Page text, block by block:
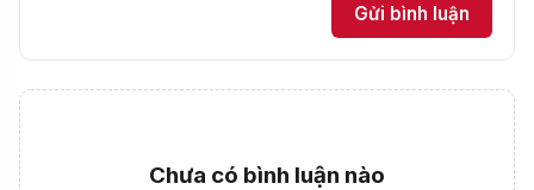
Gửi bình luận
Chưa có bình luận nào